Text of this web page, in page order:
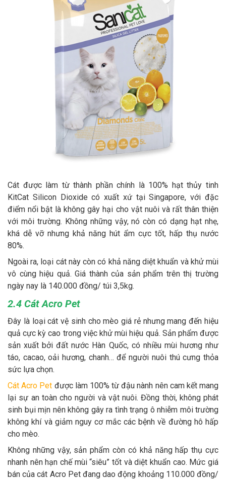
Cát được làm từ thành phần chính là 100% hạt thủy tinh
KitCat Silicon Dioxide có xuất xứ tại Singapore, với đặc
điểm nổi bật là không gây hại cho vật nuôi và rất thân thiện
với môi trường. Không những vậy, nó còn có dạng hạt nhẹ,
khá dễ vỡ nhưng khả năng hút ẩm cực tốt, hấp thụ nước
80%.
Ngoài ra, loại cát này còn có khả năng diệt khuẩn và khử mùi
vô cùng hiệu quả. Giá thành của sản phẩm trên thị trường
ngày nay là 140.000 đồng/ túi 3,5kg.
2.4 Cát Acro Pet
Đây là loại cát vệ sinh cho mèo giá rẻ nhưng mang đến hiệu
quả cực kỳ cao trong việc khử mùi hiệu quả. Sản phẩm được
sản xuất bởi đất nước Hàn Quốc, có nhiều mùi hương như
táo, cacao, oải hương, chanh… để người nuôi thú cưng thỏa
sức lựa chọn.
Cát Acro Pet được làm 100% từ đậu nành nên cam kết mang
lại sự an toàn cho người và vật nuôi. Đồng thời, không phát
sinh bụi mịn nên không gây ra tình trạng ô nhiễm môi trường
không khí và giảm nguy cơ mắc các bệnh về đường hô hấp
cho mèo.
Không những vậy, sản phẩm còn có khả năng hấp thụ cực
nhanh nên hạn chế mùi “siêu” tốt và diệt khuẩn cao. Mức giá
bán của cát Acro Pet đang dao động khoảng 110.000 đồng/